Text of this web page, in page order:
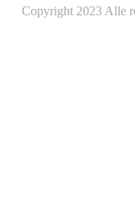
Copyright 2023 Alle